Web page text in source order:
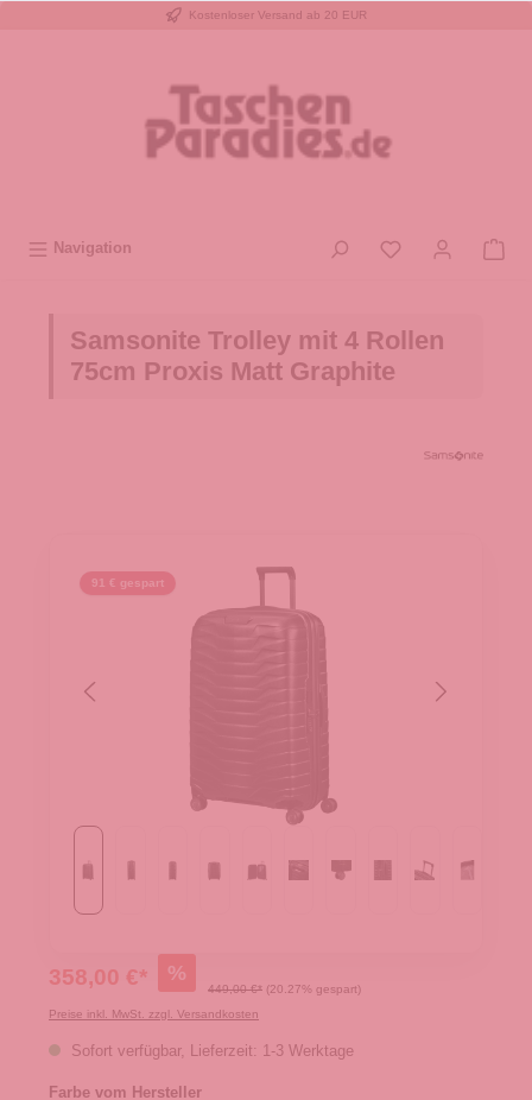
Kostenloser Versand ab 20 EUR
Navigation
Samsonite Trolley mit 4 Rollen
75cm Proxis Matt Graphite
91 € gespart
358,00 €* %
449,00 €* (20.27% gespart)
Preise inkl. MwSt. zzgl. Versandkosten
Sofort verfügbar, Lieferzeit: 1-3 Werktage
Farbe vom Hersteller